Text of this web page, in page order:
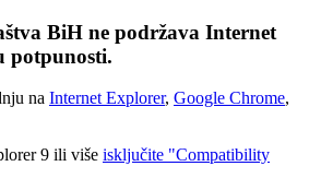
BiH ne podržava Internet
potpunosti.
na Internet Explorer, Google Chrome,
9 ili više isključite "Compatibility